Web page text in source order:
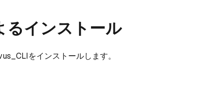
インストール
をインストールします。